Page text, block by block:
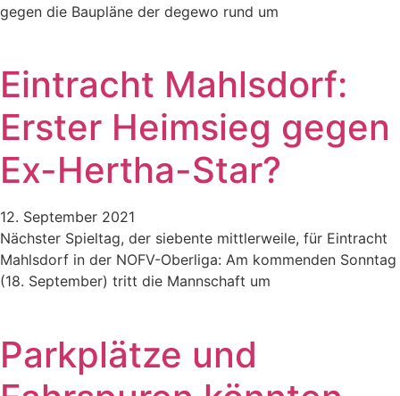
gegen die Baupläne der degewo rund um
Eintracht Mahlsdorf:
Erster Heimsieg gegen
Ex-Hertha-Star?
12. September 2021
Nächster Spieltag, der siebente mittlerweile, für Eintracht
Mahlsdorf in der NOFV-Oberliga: Am kommenden Sonntag
(18. September) tritt die Mannschaft um
Parkplätze und